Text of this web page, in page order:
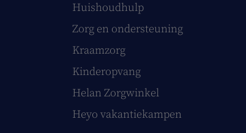
Huishoudhulp
Zorg en ondersteuning
Kraamzorg
Kinderopvang
Helan Zorgwinkel
Heyo vakantiekampen